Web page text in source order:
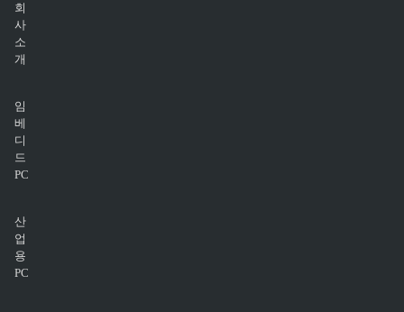
회
사
소
개
임
베
디
드
PC
산
업
용
PC